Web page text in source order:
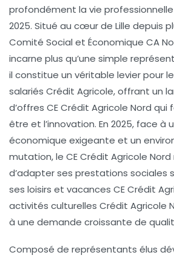
profondément la vie
2025. Situé au cœur de Lille depuis
Comité Social et Économique CA
incarne plus qu’une simple
il constitue un véritable levier pour
salariés Crédit Agricole, offrant un
d’offres CE Crédit Agricole Nord
être et l’innovation. En 2025, face à
économique exigeante et un
mutation, le CE Crédit Agricole
d’adapter ses prestations sociales
ses loisirs et vacances CE Crédit
activités culturelles Crédit Agricole
à une demande croissante de
Composé de représentants élus